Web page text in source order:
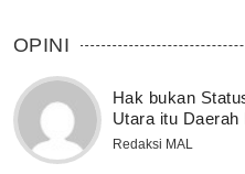
OPINI
Hak bukan
Utara itu Daerah
Redaksi MAL